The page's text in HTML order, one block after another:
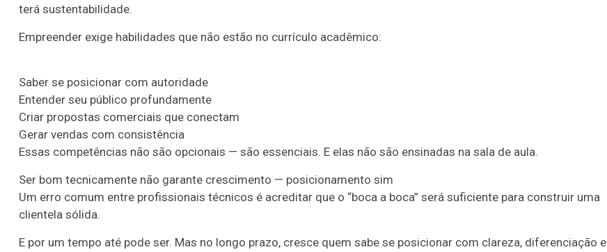
terá sustentabilidade.
Empreender exige habilidades que não estão no currículo acadêmico:
Saber se posicionar com autoridade
Entender seu público profundamente
Criar propostas comerciais que conectam
Gerar vendas com consistência
Essas competências não são opcionais — são essenciais. E elas não são ensinadas na sala de aula.
Ser bom tecnicamente não garante crescimento — posicionamento sim
Um erro comum entre profissionais técnicos é acreditar que o “boca a boca” será suficiente para construir uma
clientela sólida.
E por um tempo até pode ser. Mas no longo prazo, cresce quem sabe se posicionar com clareza, diferenciação e